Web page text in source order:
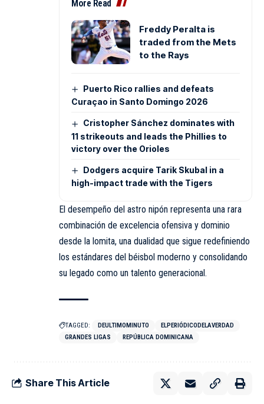
More Read
Freddy Peralta is
traded from the Mets
to the Rays
Puerto Rico rallies and defeats
Curaçao in Santo Domingo 2026
Cristopher Sánchez dominates with
11 strikeouts and leads the Phillies to
victory over the Orioles
Dodgers acquire Tarik Skubal in a
high-impact trade with the Tigers
El desempeño del astro nipón representa una rara
combinación de excelencia ofensiva y dominio
desde la lomita, una dualidad que sigue redefiniendo
los estándares del béisbol moderno y consolidando
su legado como un talento generacional.
TAGGED: DEULTIMOMINUTO
ELPERIÓDICODELAVERDAD
GRANDES LIGAS
REPÚBLICA DOMINICANA
Share This Article